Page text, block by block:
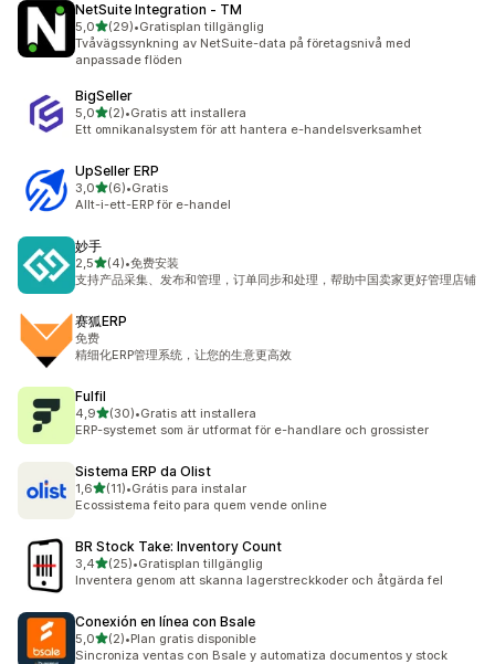
NetSuite Integration ‑ TM
5,0av 5 stjärnor
(29)
29 recensioner totalt
•Gratisplan tillgänglig
Tvåvägssynkning av NetSuite-data på företagsnivå med
anpassade flöden
BigSeller
5,0av 5 stjärnor
(2)
2 recensioner totalt
•Gratis att installera
Ett omnikanalsystem för att hantera e-handelsverksamhet
UpSeller ERP
3,0av 5 stjärnor
(6)
6 recensioner totalt
•Gratis
Allt-i-ett-ERP för e-handel
妙手
2,5av 5 stjärnor
(4)
4 recensioner totalt
•免费安装
支持产品采集、发布和管理，订单同步和处理，帮助中国卖家更好管理店铺
赛狐ERP
免费
精细化ERP管理系统，让您的生意更高效
Fulfil
4,9av 5 stjärnor
(30)
30 recensioner totalt
•Gratis att installera
ERP-systemet som är utformat för e-handlare och grossister
Sistema ERP da Olist
1,6av 5 stjärnor
(11)
11 recensioner totalt
•Grátis para instalar
Ecossistema feito para quem vende online
BR Stock Take: Inventory Count
3,4av 5 stjärnor
(25)
25 recensioner totalt
•Gratisplan tillgänglig
Inventera genom att skanna lagerstreckkoder och åtgärda fel
Conexión en línea con Bsale
5,0av 5 stjärnor
(2)
2 recensioner totalt
•Plan gratis disponible
Sincroniza ventas con Bsale y automatiza documentos y stock